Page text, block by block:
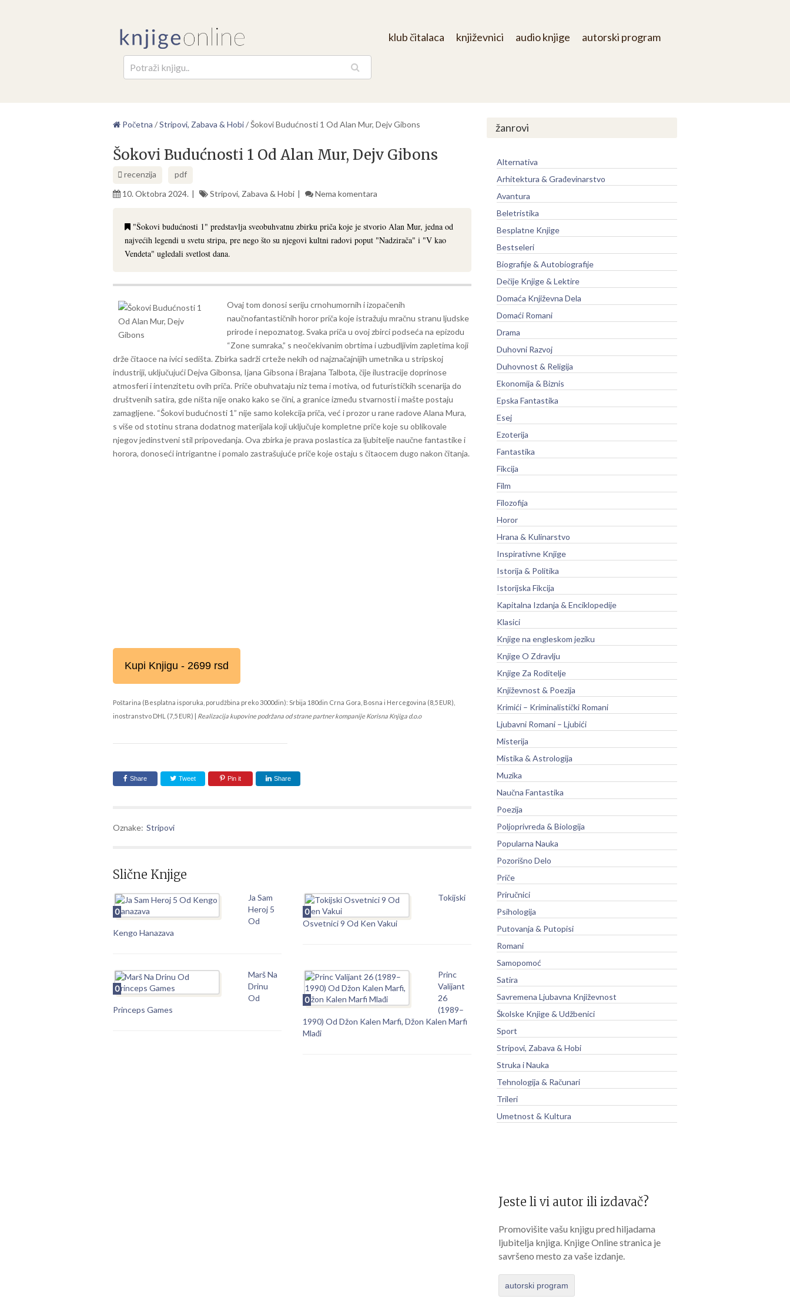
klub čitalaca književnici audio knjige autorski program
Početna /Stripovi, Zabava & Hobi/Šokovi Budućnosti 1 Od Alan Mur, Dejv Gibons
Šokovi Budućnosti 1 Od Alan Mur, Dejv Gibons
recenzija
pdf
10. Oktobra 2024.
Stripovi, Zabava & Hobi Nema komentara
"Šokovi budućnosti 1" predstavlja sveobuhvatnu zbirku priča koje je stvorio Alan Mur, jedna od
najvećih legendi u svetu stripa, pre nego što su njegovi kultni radovi poput "Nadzirača" i "V kao
Vendeta" ugledali svetlost dana.
Ovaj tom donosi seriju crnohumornih i izopačenih
naučnofantastičnih horor priča koje istražuju mračnu stranu ljudske
prirode i nepoznatog. Svaka priča u ovoj zbirci podseća na epizodu
“Zone sumraka,” s neočekivanim obrtima i uzbudljivim zapletima koji
drže čitaoce na ivici sedišta. Zbirka sadrži crteže nekih od najznačajnijih umetnika u stripskoj
industriji, uključujući Dejva Gibonsa, Ijana Gibsona i Brajana Talbota, čije ilustracije doprinose
atmosferi i intenzitetu ovih priča. Priče obuhvataju niz tema i motiva, od futurističkih scenarija do
društvenih satira, gde ništa nije onako kako se čini, a granice između stvarnosti i mašte postaju
zamagljene. “Šokovi budućnosti 1” nije samo kolekcija priča, već i prozor u rane radove Alana Mura,
s više od stotinu strana dodatnog materijala koji uključuje kompletne priče koje su oblikovale
njegov jedinstveni stil pripovedanja. Ova zbirka je prava poslastica za ljubitelje naučne fantastike i
horora, donoseći intrigantne i pomalo zastrašujuće priče koje ostaju s čitaocem dugo nakon čitanja.
Kupi Knjigu - 2699 rsd
Poštarina (Besplatna isporuka, porudžbina preko 3000din): Srbija 180din Crna Gora, Bosna i Hercegovina (8,5 EUR),
inostranstvo DHL (7,5 EUR) | Realizacija kupovine podržana od strane partner kompanije Korisna Knjiga d.o.o
Share Tweet Pin it Share
Oznake: Stripovi
Slične Knjige
0
Ja Sam
Heroj 5
Od
Kengo Hanazava
0
Tokijski
Osvetnici 9 Od Ken Vakui
0
Marš Na
Drinu
Od
Princeps Games
0
Princ
Valijant
26
(1989–
1990) Od Džon Kalen Marfi, Džon Kalen Marfi
Mlađi
žanrovi
Alternativa
Arhitektura & Građevinarstvo
Avantura
Beletristika
Besplatne Knjige
Bestseleri
Biografije & Autobiografije
Dečije Knjige & Lektire
Domaća Književna Dela
Domaći Romani
Drama
Duhovni Razvoj
Duhovnost & Religija
Ekonomija & Biznis
Epska Fantastika
Esej
Ezoterija
Fantastika
Fikcija
Film
Filozofija
Horor
Hrana & Kulinarstvo
Inspirativne Knjige
Istorija & Politika
Istorijska Fikcija
Kapitalna Izdanja & Enciklopedije
Klasici
Knjige na engleskom jeziku
Knjige O Zdravlju
Knjige Za Roditelje
Književnost & Poezija
Krimići – Kriminalistički Romani
Ljubavni Romani – Ljubići
Misterija
Mistika & Astrologija
Muzika
Naučna Fantastika
Poezija
Poljoprivreda & Biologija
Popularna Nauka
Pozorišno Delo
Priče
Priručnici
Psihologija
Putovanja & Putopisi
Romani
Samopomoć
Satira
Savremena Ljubavna Književnost
Školske Knjige & Udžbenici
Sport
Stripovi, Zabava & Hobi
Struka i Nauka
Tehnologija & Računari
Trileri
Umetnost & Kultura
Jeste li vi autor ili izdavač?
Promovišite vašu knjigu pred hiljadama
ljubitelja knjiga. Knjige Online stranica je
savršeno mesto za vaše izdanje.
autorski program